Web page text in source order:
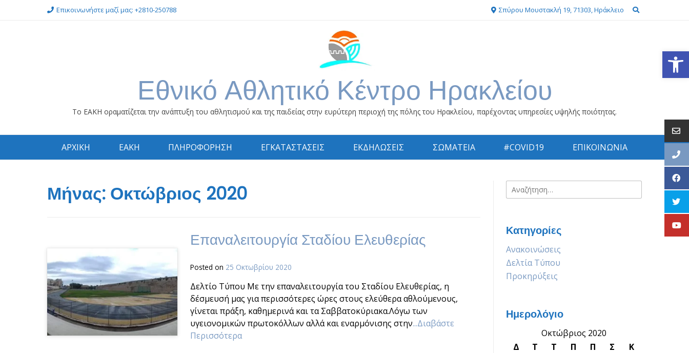
Επικοινωνήστε μαζί μας: +2810-250788 Σπύρου Μουστακλή 19, 71303, Ηράκλειο
Εθνικό Αθλητικό Κέντρο Ηρακλείου
Το ΕΑΚΗ οραματίζεται την ανάπτυξη του αθλητισμού και της παιδείας στην ευρύτερη περιοχή της πόλης του Ηρακλείου, παρέχοντας υπηρεσίες υψηλής ποιότητας.
ΑΡΧΙΚΗ ΕΑΚΗ ΠΛΗΡΟΦΟΡΗΣΗ ΕΓΚΑΤΑΣΤΑΣΕΙΣ ΕΚΔΗΛΩΣΕΙΣ ΣΩΜΑΤΕΙΑ #COVID19 ΕΠΙΚΟΙΝΩΝΙΑ
Μήνας: Οκτώβριος 2020
Επαναλειτουργία Σταδίου Ελευθερίας
Posted on 25 Οκτωβρίου 2020
Δελτίο Τύπου Με την επαναλειτουργία του Σταδίου Ελευθερίας, η
δέσμευσή μας για περισσότερες ώρες στους ελεύθερα αθλούμενους,
γίνεται πράξη, καθημερινά και τα Σαββατοκύριακα.Λόγω των
υγειονομικών πρωτοκόλλων αλλά και εναρμόνισης στην...Διαβάστε
Περισσότερα
Αναζήτηση
για:
Κατηγορίες
Ανακοινώσεις
Δελτία Τύπου
Προκηρύξεις
Ημερολόγιο
Οκτώβριος 2020
Δ
Τ Τ Π Π Σ
Κ